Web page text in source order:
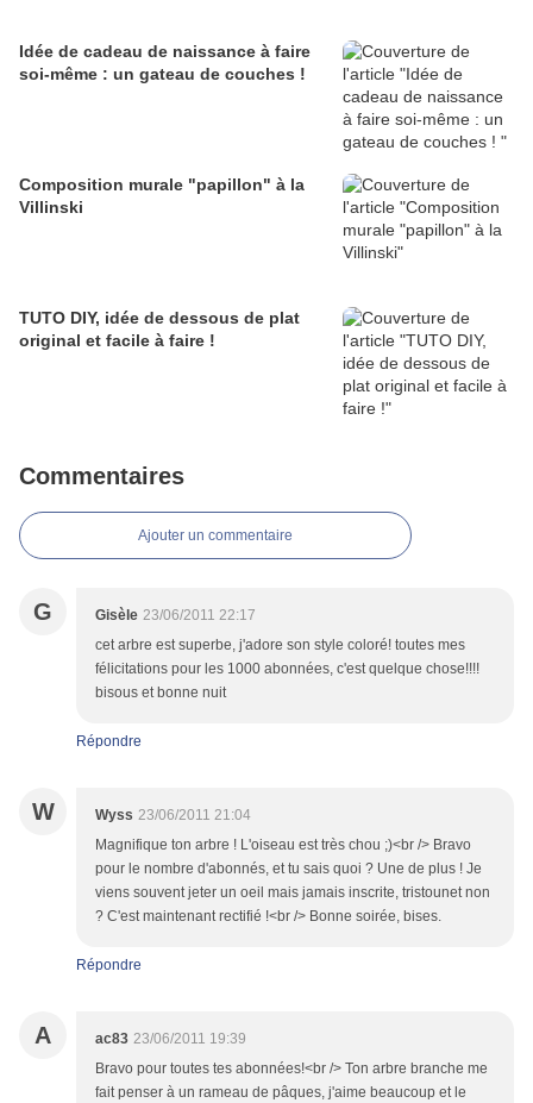
Idée de cadeau de naissance à faire
soi-même : un gateau de couches !
Composition murale "papillon" à la
Villinski
TUTO DIY, idée de dessous de plat
original et facile à faire !
Commentaires
Ajouter un commentaire
G Gisèle 23/06/2011 22:17
cet arbre est superbe, j'adore son style coloré! toutes mes
félicitations pour les 1000 abonnées, c'est quelque chose!!!!
bisous et bonne nuit
Répondre
W Wyss 23/06/2011 21:04
Magnifique ton arbre ! L'oiseau est très chou ;)<br /> Bravo
pour le nombre d'abonnés, et tu sais quoi ? Une de plus ! Je
viens souvent jeter un oeil mais jamais inscrite, tristounet non
? C'est maintenant rectifié !<br /> Bonne soirée, bises.
Répondre
A ac83 23/06/2011 19:39
Bravo pour toutes tes abonnées!<br /> Ton arbre branche me
fait penser à un rameau de pâques, j'aime beaucoup et le